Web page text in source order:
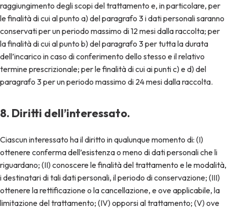
raggiungimento degli scopi del trattamento e, in particolare, per
le finalità di cui al punto a) del paragrafo 3 i dati personali saranno
conservati per un periodo massimo di 12 mesi dalla raccolta; per
la finalità di cui al punto b) del paragrafo 3 per tutta la durata
dell’incarico in caso di conferimento dello stesso e il relativo
termine prescrizionale; per le finalità di cui ai punti c) e d) del
paragrafo 3 per un periodo massimo di 24 mesi dalla raccolta.
8. Diritti dell’interessato.
Ciascun interessato ha il diritto in qualunque momento di: (I)
ottenere conferma dell’esistenza o meno di dati personali che li
riguardano; (II) conoscere le finalità del trattamento e le modalità,
i destinatari di tali dati personali, il periodo di conservazione; (III)
ottenere la rettificazione o la cancellazione, e ove applicabile, la
limitazione del trattamento; (IV) opporsi al trattamento; (V) ove